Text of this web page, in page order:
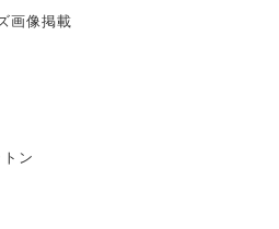
画像掲載
ン